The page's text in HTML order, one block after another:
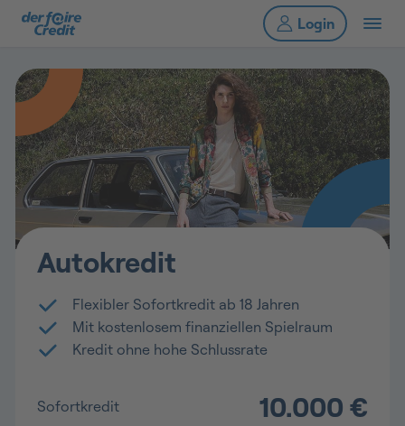
Autokredit
Flexibler Sofortkredit ab 18 Jahren
Mit kostenlosem finanziellen Spielraum
Kredit ohne hohe Schlussrate